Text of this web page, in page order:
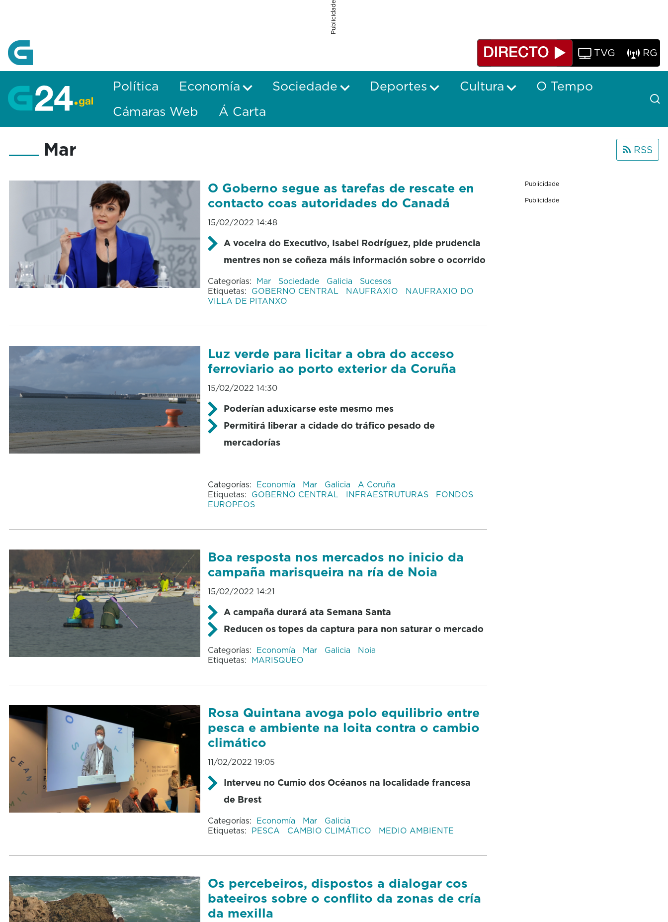
Publicidade
TVG RG
Política Economía Sociedade Deportes Cultura
O Tempo
Cámaras Web
Á Carta
Mar RSS
O Goberno segue as tarefas de rescate en
contacto coas autoridades do Canadá
15/02/2022 14:48
A voceira do Executivo, Isabel Rodríguez, pide prudencia
mentres non se coñeza máis información sobre o ocorrido
Categorías: Mar Sociedade Galicia
Sucesos
Etiquetas: GOBERNO CENTRAL NAUFRAXIO
NAUFRAXIO DO
VILLA DE PITANXO
Luz verde para licitar a obra do acceso
ferroviario ao porto exterior da Coruña
15/02/2022 14:30
Poderían aduxicarse este mesmo mes
Permitirá liberar a cidade do tráfico pesado de
mercadorías
Categorías: Economía Mar Galicia
A Coruña
Etiquetas: GOBERNO CENTRAL INFRAESTRUTURAS
FONDOS
EUROPEOS
Boa resposta nos mercados no inicio da
campaña marisqueira na ría de Noia
15/02/2022 14:21
A campaña durará ata Semana Santa
Reducen os topes da captura para non saturar o mercado
Categorías: Economía Mar Galicia
Noia
Etiquetas: MARISQUEO
Rosa Quintana avoga polo equilibrio entre
pesca e ambiente na loita contra o cambio
climático
11/02/2022 19:05
Interveu no Cumio dos Océanos na localidade francesa
de Brest
Categorías: Economía Mar
Galicia
Etiquetas: PESCA CAMBIO CLIMÁTICO MEDIO AMBIENTE
Os percebeiros, dispostos a dialogar cos
bateeiros sobre o conflito da zonas de cría
da mexilla
Publicidade
Publicidade